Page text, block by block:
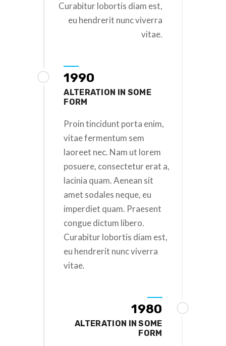
Curabitur lobortis diam est,
eu hendrerit nunc viverra
vitae.
1990
ALTERATION IN SOME
FORM
Proin tincidunt porta enim,
vitae fermentum sem
laoreet nec. Nam ut lorem
posuere, consectetur erat a,
lacinia quam. Aenean sit
amet sodales neque, eu
imperdiet quam. Praesent
congue dictum libero.
Curabitur lobortis diam est,
eu hendrerit nunc viverra
vitae.
1980
ALTERATION IN SOME
FORM